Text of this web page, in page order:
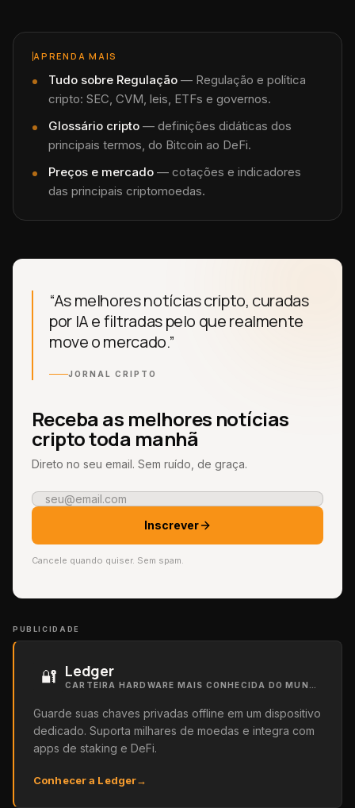
APRENDA MAIS
Tudo sobre Regulação — Regulação e política
cripto: SEC, CVM, leis, ETFs e governos.
Glossário cripto — definições didáticas dos
principais termos, do Bitcoin ao DeFi.
Preços e mercado — cotações e indicadores
das principais criptomoedas.
“As melhores notícias cripto, curadas
por IA e filtradas pelo que realmente
move o mercado.”
JORNAL CRIPTO
Receba as melhores notícias
cripto toda manhã
Direto no seu email. Sem ruído, de graça.
Inscrever
Cancele quando quiser. Sem spam.
PUBLICIDADE
🔐 Ledger
Guarde suas chaves privadas offline em um dispositivo
dedicado. Suporta milhares de moedas e integra com
apps de staking e DeFi.
Conhecer a Ledger→